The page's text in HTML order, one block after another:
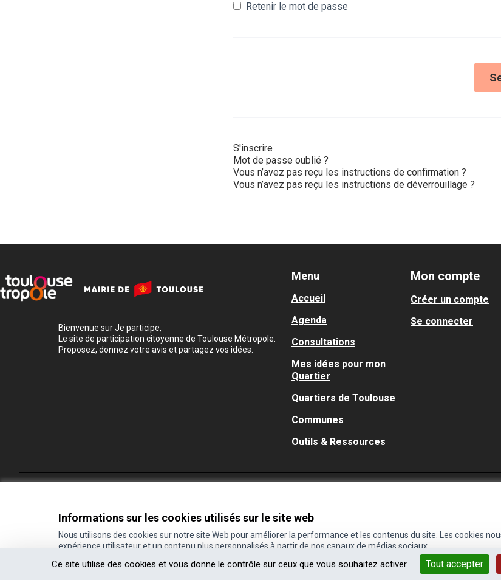
Ce site utilise des cookies et vous donne le contrôle sur ceux que vous souhaitez activer Tout accepter
Informations sur les cookies utilisés sur le site web
Nous utilisons des cookies sur notre site Web pour améliorer la performance et les contenus du site. Les cookies
expérience utilisateur et un contenu plus personnalisés à partir de nos canaux de médias sociaux.
Retenir le mot de passe
S'inscrire
Mot de passe oublié ?
Vous n’avez pas reçu les instructions de confirmation ?
Vous n’avez pas reçu les instructions de déverrouillage ?
Bienvenue sur Je participe,
Le site de participation citoyenne de Toulouse Métropole.
Proposez, donnez votre avis et partagez vos idées.
Menu
Accueil
Agenda
Consultations
Mes idées pour mon
Quartier
Quartiers de Toulouse
Communes
Outils & Ressources
Mon compte
Créer un compte
Se connecter
(Lien externe)
Site réalisé grâce aulogiciel libre Decidim
(Lien externe)
.